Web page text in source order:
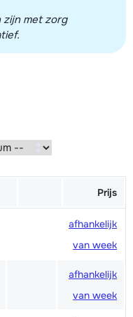
zijn met zorg
Prijs
afhankelijk
van week
afhankelijk
van week